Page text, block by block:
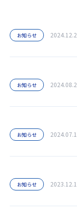
お知らせ
お知らせ
お知らせ
お知らせ